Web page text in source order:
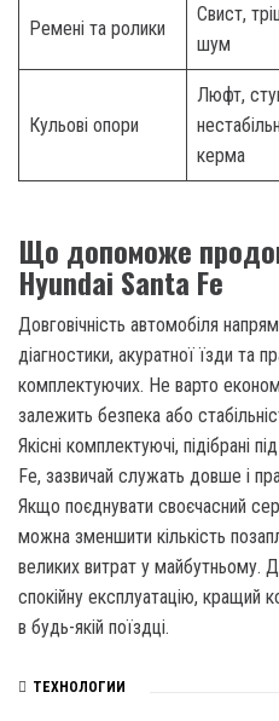
Ремені та ролики
Свист,
шум
Кульові опори
Люфт,
керма
Що допоможе
Hyundai Santa Fe
Довговічність автомобіля
діагностики, акуратної їзди та
комплектуючих. Не варто
залежить безпека або
Якісні комплектуючі, підібрані
Fe, зазвичай служать довше і
Якщо поєднувати своєчасний
можна зменшити кількість
великих витрат у майбутньому.
спокійну експлуатацію, кращий
в будь-якій поїздці.
ТЕХНОЛОГИИ